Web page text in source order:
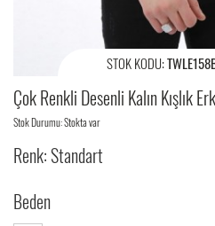
STOK KODU:
Çok Renkli Desenli Kalın Kışlık
Stok Durumu: Stokta var
Renk: Standart
Beden